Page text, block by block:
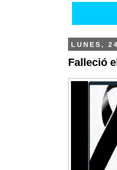
LUNES,
Falleció